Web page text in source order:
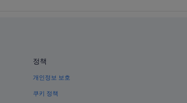
정책
개인정보 보호
쿠키 정책